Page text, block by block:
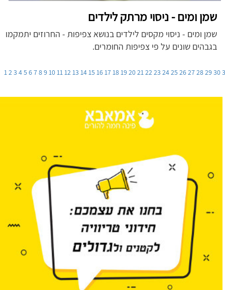
שמן ומים - ניסוי מרתק לילדים
שמן ומים - ניסוי מקסים לילדים בנושא צפיפות - החרוזים יתמקמו
בגבהים שונים על פי צפיפות החומרים.
123456789101112131415161718192021222324252627282930